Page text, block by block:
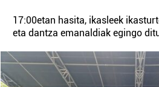
17:00etan hasita, ikasleek
eta dantza emanaldiak egingo